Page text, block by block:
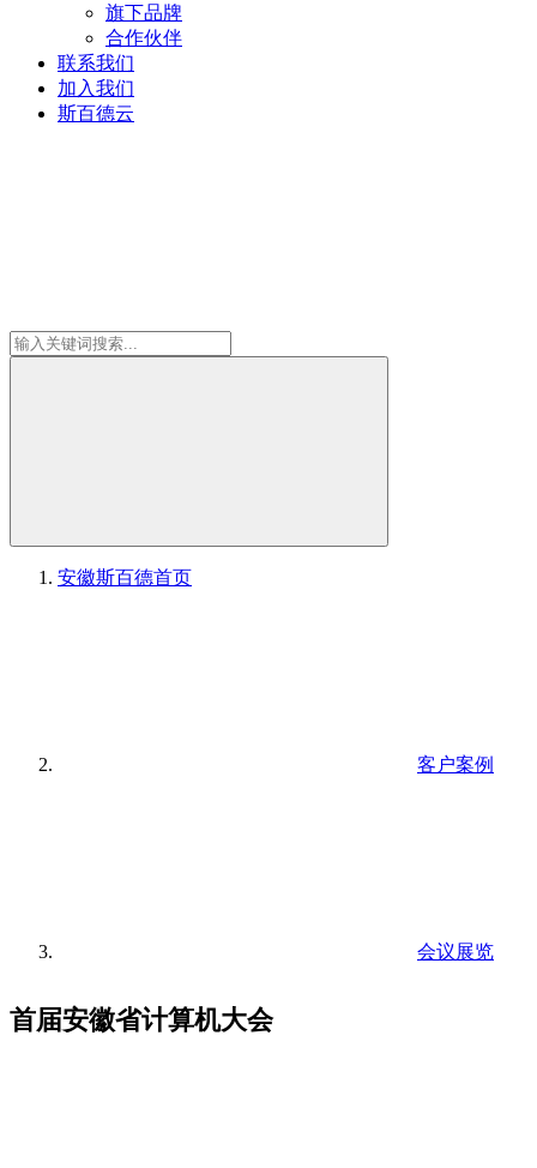
旗下品牌
合作伙伴
联系我们
加入我们
斯百德云
安徽斯百德首页
客户案例
会议展览
首届安徽省计算机大会